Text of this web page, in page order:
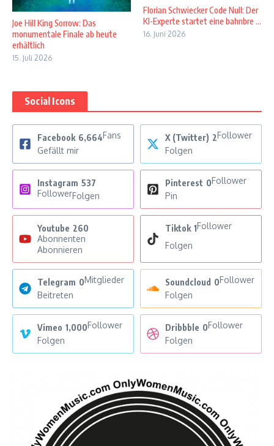
Joe Hill King Sorrow: Das
monumentale Finale ab heute
erhältlich
15. Juli 2026
Florian Schwiecker Code Null: Der
KI-Experte startet eine bahnbre ...
16. Juni 2026
Social Icons
Facebook 6,664Fans
Gefällt mir
X (Twitter) 2Follower
Folgen
Instagram 537
FollowerFolgen
Pinterest 0Follower
Pin
Youtube 260
Abonnenten
Abonnieren
Tiktok 1Follower
Folgen
Telegram 0Mitglieder
Beitreten
Soundcloud 0Follower
Folgen
Vimeo 1,000Follower
Folgen
Dribbble 0Follower
Folgen